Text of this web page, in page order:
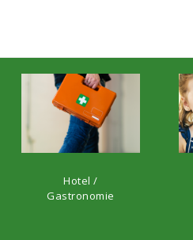
Hotel /
Gastronomie